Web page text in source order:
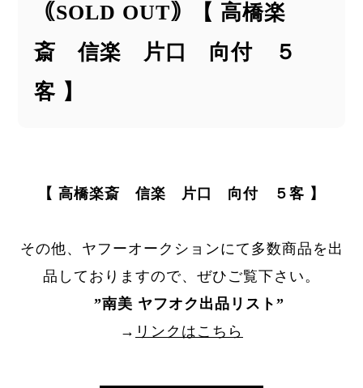
｟SOLD OUT｠【 高橋楽
斎 信楽 片口 向付 ５
客 】
【 高橋楽斎 信楽 片口 向付 ５客 】
その他、ヤフーオークションにて多数商品を出
品しておりますので、ぜひご覧下さい。
”南美 ヤフオク出品リスト ”
→ リンクはこちら